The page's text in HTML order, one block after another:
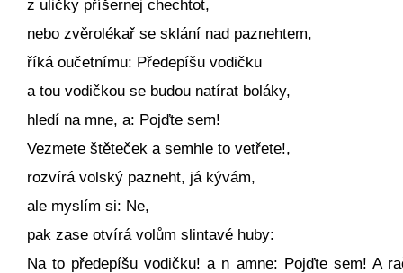
z uličky příšernej chechtot,
nebo zvěrolékař se sklání nad paznehtem,
říká oučetnímu: Předepíšu vodičku
a tou vodičkou se budou natírat boláky,
hledí na mne, a: Pojďte sem!
Vezmete štěteček a semhle to vetřete!,
rozvírá volský pazneht, já kývám,
ale myslím si: Ne,
pak zase otvírá volům slintavé huby:
Na to předepíšu vodičku! a n amne: Pojďte sem! A